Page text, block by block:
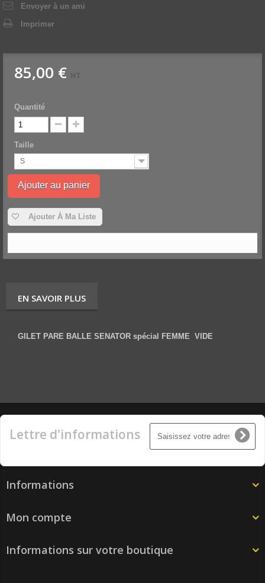
Envoyer à un ami
Imprimer
85,00 € HT
Quantité
Taille
S
Ajouter au panier
Ajouter À Ma Liste
EN SAVOIR PLUS
GILET PARE BALLE SENATOR spécial FEMME VIDE
Lettre d'informations
Informations
Mon compte
Informations sur votre boutique